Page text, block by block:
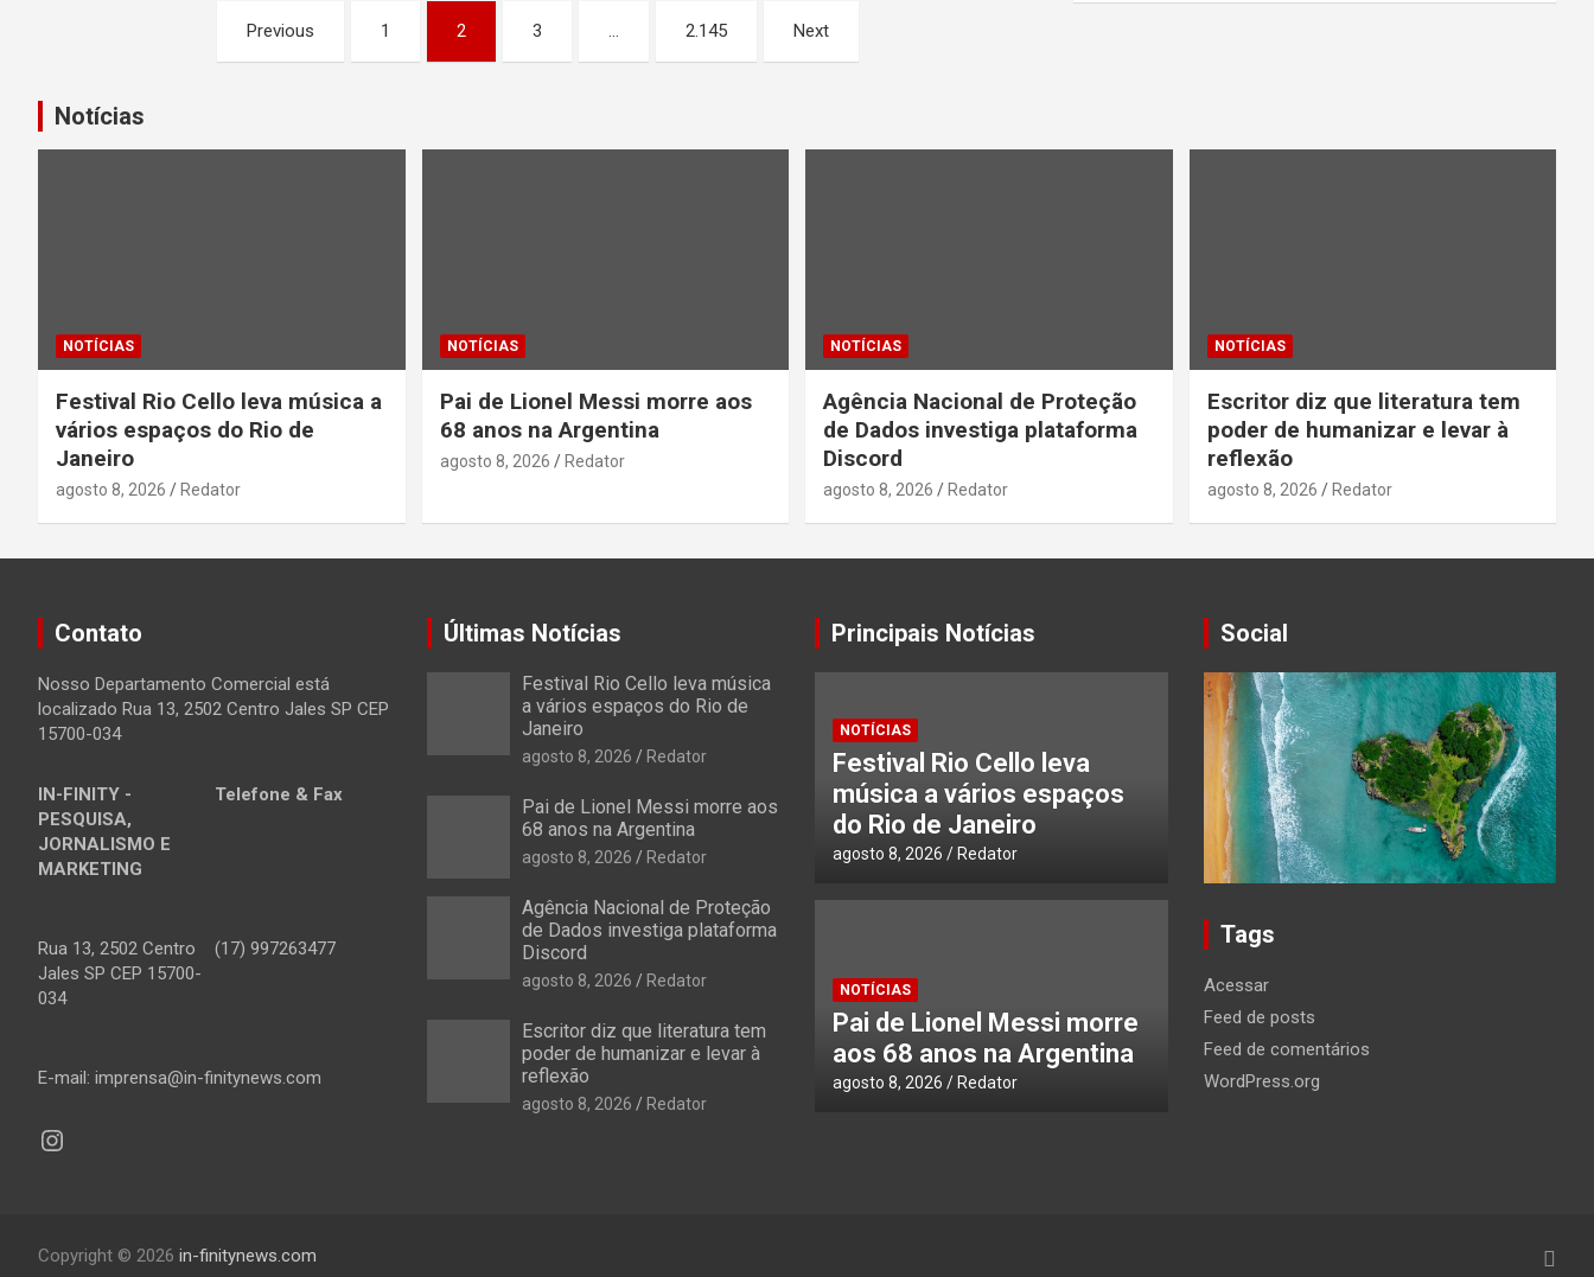
posts
Previous 1 2 3 … 2.145 Next
Notícias
NOTÍCIAS
Festival Rio Cello leva música a
vários espaços do Rio de
Janeiro
agosto 8, 2026 Redator
NOTÍCIAS
Pai de Lionel Messi morre aos
68 anos na Argentina
agosto 8, 2026 Redator
NOTÍCIAS
Agência Nacional de Proteção
de Dados investiga plataforma
Discord
agosto 8, 2026 Redator
NOTÍCIAS
Escritor diz que literatura tem
poder de humanizar e levar à
reflexão
agosto 8, 2026 Redator
Contato
Nosso Departamento Comercial está
localizado Rua 13, 2502 Centro Jales SP CEP
15700-034
IN-FINITY -
PESQUISA,
JORNALISMO E
MARKETING
Telefone & Fax
Rua 13, 2502 Centro
Jales SP CEP 15700-
034
(17) 997263477
E-mail: imprensa@in-finitynews.com
Instagram
Últimas Notícias
Festival Rio Cello leva música
a vários espaços do Rio de
Janeiro
agosto 8, 2026 Redator
Pai de Lionel Messi morre aos
68 anos na Argentina
agosto 8, 2026 Redator
Agência Nacional de Proteção
de Dados investiga plataforma
Discord
agosto 8, 2026 Redator
Escritor diz que literatura tem
poder de humanizar e levar à
reflexão
agosto 8, 2026 Redator
Principais Notícias
NOTÍCIAS
Festival Rio Cello leva
música a vários espaços
do Rio de Janeiro
agosto 8, 2026 Redator
NOTÍCIAS
Pai de Lionel Messi morre
aos 68 anos na Argentina
agosto 8, 2026 Redator
Social
Tags
Acessar
Feed de posts
Feed de comentários
WordPress.org
Copyright © 2026 in-finitynews.com